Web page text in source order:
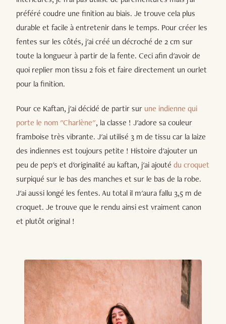
préféré coudre une finition au biais. Je trouve cela plus
durable et facile à entretenir dans le temps. Pour créer les
fentes sur les côtés, j'ai créé un décroché de 2 cm sur
toute la longueur à partir de la fente. Ceci afin d'avoir de
quoi replier mon tissu 2 fois et faire directement un ourlet
pour la finition.
Pour ce Kaftan, j'ai décidé de partir sur une indienne qui
porte le nom "Charlène", la classe ! J'adore sa couleur
framboise très vibrante. J'ai utilisé 3 m de tissu car la laize
des indiennes est toujours petite ! Histoire d'ajouter un
peu de pep's et d'originalité au kaftan, j'ai ajouté du croquet
surpiqué sur le bas des manches et sur le bas de la robe.
J'ai aussi longé les fentes. Au total il m'aura fallu 3,5 m de
croquet. Je trouve que le rendu ainsi est vraiment canon
et plutôt original !